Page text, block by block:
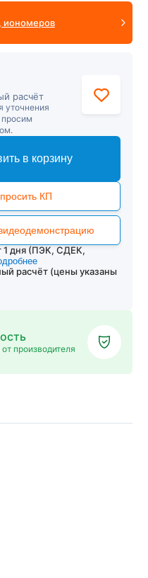
иономеров
расчёт
уточнения
просим
в корзину
КП
1 дня (ПЭК, СДЕК,
расчёт (цены указаны
производителя